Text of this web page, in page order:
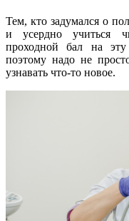
Тем, кто задумался о
и усердно учиться
проходной бал на эту
поэтому надо не
узнавать что-то новое.